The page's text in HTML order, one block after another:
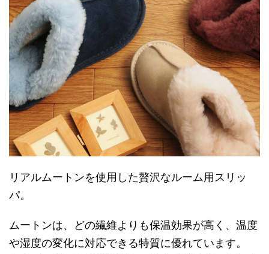
リアルムートンを使用した贅沢なルーム用スリッ
パ。
ムートンは、どの繊維よりも保温効果が高く、温度
や湿度の変化に対応できる特質に優れています。